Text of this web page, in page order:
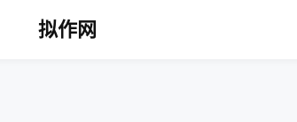
拟作网